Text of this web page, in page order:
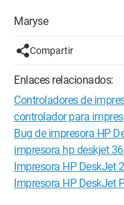
Maryse
Compartir
Enlaces relacionados:
Controladores de
controlador para
Bug de impresora HP
impresora hp deskjet
Impresora HP DeskJet
Impresora HP DeskJet